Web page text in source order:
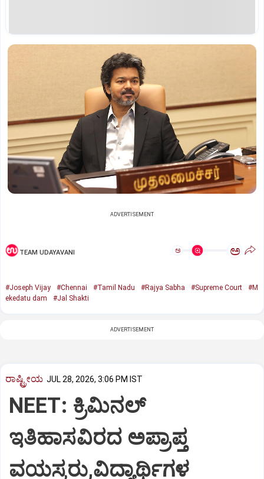
ADVERTISEMENT
TEAM UDAYAVANI ಅ ಅ
#Joseph Vijay #Chennai #Tamil Nadu #Rajya Sabha #Supreme Court
#M
ekedatu dam
#Jal Shakti
ADVERTISEMENT
ರಾಷ್ಟ್ರೀಯ JUL 28, 2026, 3:06 PM IST
NEET: ಕ್ರಿಮಿನಲ್
ಇತಿಹಾಸವಿರದ ಅಪ್ರಾಪ್ತ
ವಯಸ್ಕರು,ವಿದ್ಯಾರ್ಥಿಗಳ